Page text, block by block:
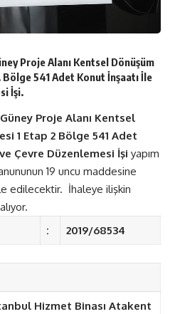
Proje Alanı Kentsel Dönüşüm
541 Adet Konut İnşaatı İle
İşi.
Proje Alanı Kentsel
1 Etap 2 Bölge 541 Adet
Çevre Düzenlemesi İşi yapım
19 uncu maddesine
edilecektir. İhaleye ilişkin
: 2019/68534
Hizmet Binası Atakent